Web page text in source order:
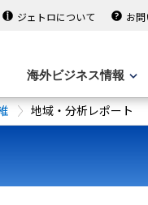
ジェトロについて お
海外ビジネス情報
地域・分析レポート